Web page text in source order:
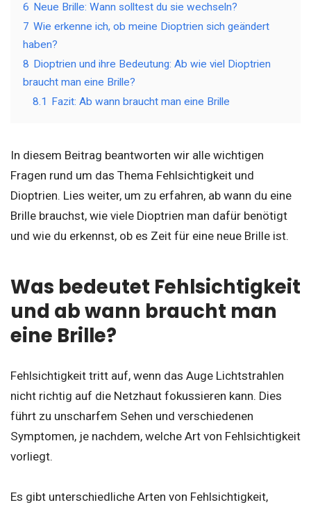
6 Neue Brille: Wann solltest du sie wechseln?
7 Wie erkenne ich, ob meine Dioptrien sich geändert
haben?
8 Dioptrien und ihre Bedeutung: Ab wie viel Dioptrien
braucht man eine Brille?
8.1 Fazit: Ab wann braucht man eine Brille
In diesem Beitrag beantworten wir alle wichtigen
Fragen rund um das Thema Fehlsichtigkeit und
Dioptrien. Lies weiter, um zu erfahren, ab wann du eine
Brille brauchst, wie viele Dioptrien man dafür benötigt
und wie du erkennst, ob es Zeit für eine neue Brille ist.
Was bedeutet Fehlsichtigkeit
und ab wann braucht man
eine Brille?
Fehlsichtigkeit tritt auf, wenn das Auge Lichtstrahlen
nicht richtig auf die Netzhaut fokussieren kann. Dies
führt zu unscharfem Sehen und verschiedenen
Symptomen, je nachdem, welche Art von Fehlsichtigkeit
vorliegt.
Es gibt unterschiedliche Arten von Fehlsichtigkeit,